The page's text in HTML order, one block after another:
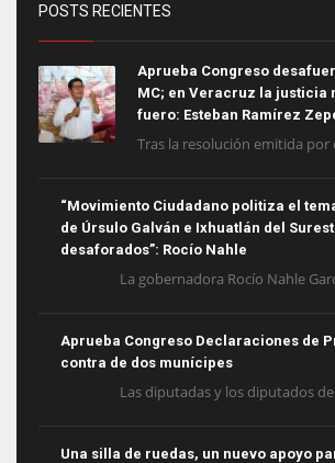
POSTS RECIENTES
Aprueba Congreso
MC; en Veracruz la justicia
fuero: Esteban Ramírez
Tras la resolución emitida por
“Movimiento Ciudadano politiza el
de Úrsulo Galván e Ixhuatlán del
desaforados”: Rocío Nahle
La gobernadora Rocío Nahle
Aprueba Congreso Declaraciones de
contra de dos munícipes
Las diputadas y los diputados de
Una silla de ruedas, un nuevo apoyo